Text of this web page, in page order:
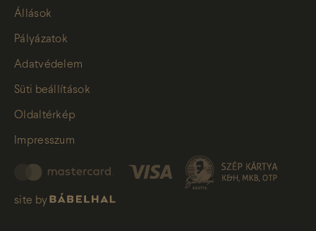
Állások
Pályázatok
Adatvédelem
Süti beállítások
Oldaltérkép
Impresszum
site by